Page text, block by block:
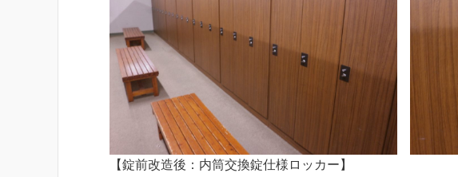
【錠前改造後：内筒交換錠仕様ロッカー】